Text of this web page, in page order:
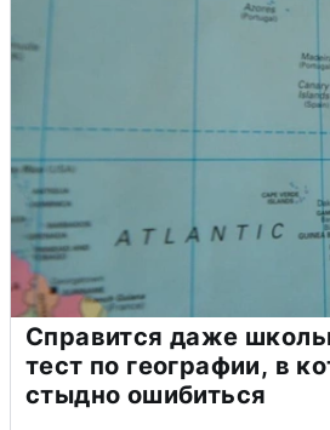
Справится даже
тест по географии, в
стыдно ошибиться